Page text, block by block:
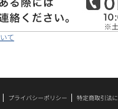
て
プライバシーポリシー 特定商取引法